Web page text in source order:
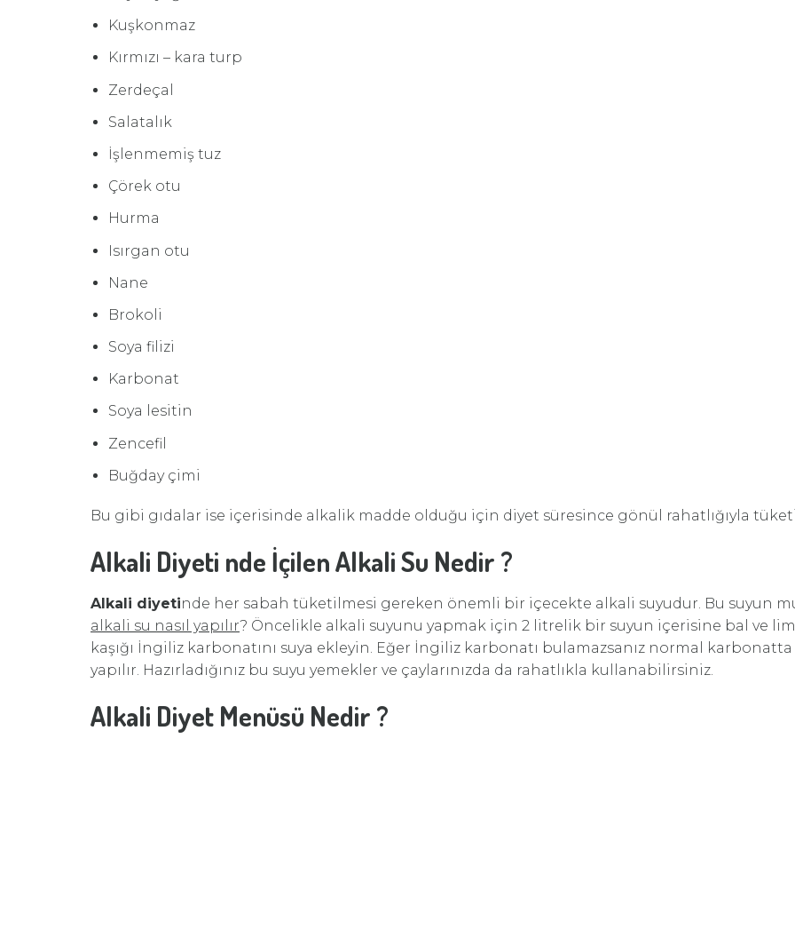
Kuşkonmaz
Kırmızı – kara turp
Zerdeçal
Salatalık
İşlenmemiş tuz
Çörek otu
Hurma
Isırgan otu
Nane
Brokoli
Soya filizi
Karbonat
Soya lesitin
Zencefil
Buğday çimi
Bu gibi gıdalar ise içerisinde alkalik madde olduğu için diyet süresince gönül rahatlığıyla
Alkali Diyeti nde İçilen Alkali Su Nedir ?
Alkali diyetinde her sabah tüketilmesi gereken önemli bir içecekte alkali suyudur. Bu suyun
alkali su nasıl yapılır? Öncelikle alkali suyunu yapmak için 2 litrelik bir suyun içerisine bal ve
kaşığı İngiliz karbonatını suya ekleyin. Eğer İngiliz karbonatı bulamazsanız normal
yapılır. Hazırladığınız bu suyu yemekler ve çaylarınızda da rahatlıkla kullanabilirsiniz.
Alkali Diyet Menüsü Nedir ?